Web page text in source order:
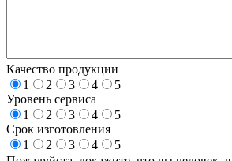
Качество продукции
1
2 3 4
5
Уровень сервиса
1
2 3 4
5
Срок изготовления
1
2 3 4
5